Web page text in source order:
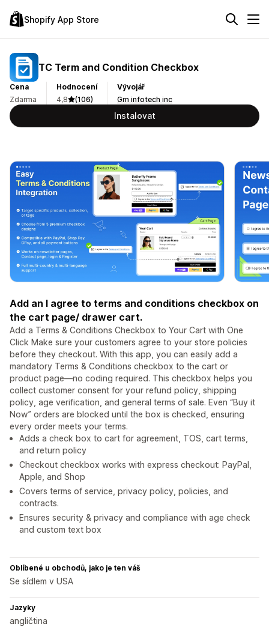
Shopify App Store
TC Term and Condition Checkbox
Cena
Zdarma
Hodnocení
4,8
(106)
Vývojář
Gm infotech inc
Instalovat
Add an I agree to terms and conditions checkbox on
the cart page/ drawer cart.
Add a Terms & Conditions Checkbox to Your Cart with One
Click Make sure your customers agree to your store policies
before they checkout. With this app, you can easily add a
mandatory Terms & Conditions checkbox to the cart or
product page—no coding required. This checkbox helps you
collect customer consent for your refund policy, shipping
policy, age verification, and general terms of sale. Even “Buy it
Now” orders are blocked until the box is checked, ensuring
every order meets your terms.
Adds a check box to cart for agreement, TOS, cart terms,
and return policy
Checkout checkbox works with express checkout: PayPal,
Apple, and Shop
Covers terms of service, privacy policy, policies, and
contracts.
Ensures security & privacy and compliance with age check
and custom text box
Oblíbené u obchodů, jako je ten váš
Se sídlem v USA
Jazyky
angličtina